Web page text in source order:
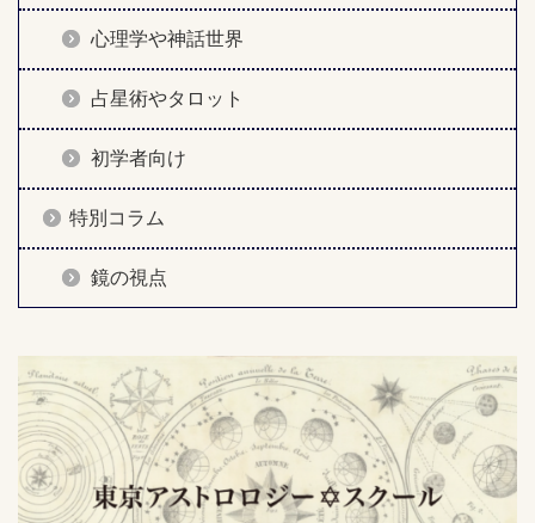
心理学や神話世界
占星術やタロット
初学者向け
特別コラム
鏡の視点